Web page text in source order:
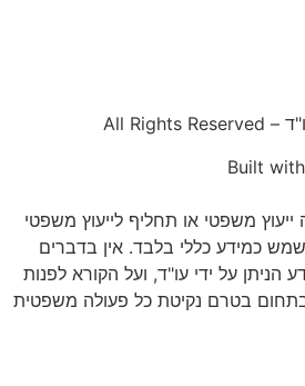
– All Rights Reserved
Built
ייעוץ משפטי או תחליף לייעוץ משפטי
כמידע כללי בלבד. אין בדברים
הניתן על ידי עו"ד, ועל הקורא לפנות
בטרם נקיטת כל פעולה משפטית